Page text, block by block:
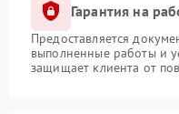
Гарантия на
Предоставляется
выполненные работы и
защищает клиента от